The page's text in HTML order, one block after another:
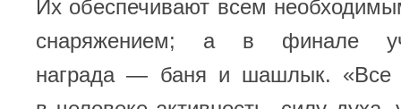
Их обеспечивают всем
снаряжением; а в финале
награда — баня и шашлык. «Все